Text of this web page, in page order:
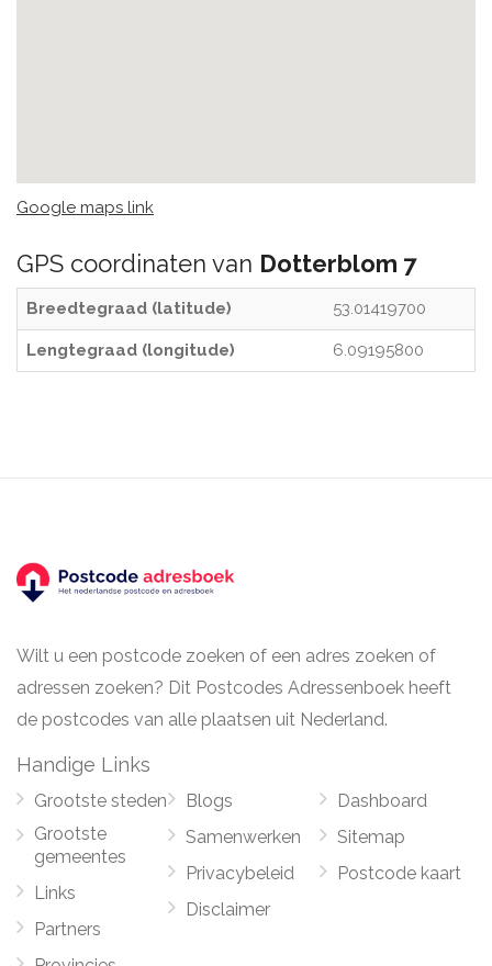
Google maps link
GPS coordinaten van Dotterblom 7
Breedtegraad (latitude) 53.01419700
Lengtegraad (longitude) 6.09195800
Wilt u een postcode zoeken of een adres zoeken of
adressen zoeken? Dit Postcodes Adressenboek heeft
de postcodes van alle plaatsen uit Nederland.
Handige Links
Grootste steden
Grootste
gemeentes
Links
Partners
Blogs
Samenwerken
Privacybeleid
Disclaimer
Dashboard
Sitemap
Postcode kaart